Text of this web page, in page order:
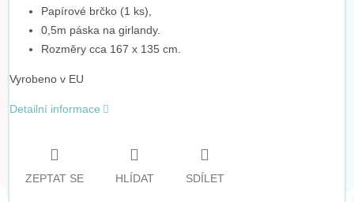
Papírové brčko (1 ks),
0,5m páska na girlandy.
Rozměry cca 167 x 135 cm.
Vyrobeno v EU
Detailní informace
ZEPTAT SE HLÍDAT SDÍLET